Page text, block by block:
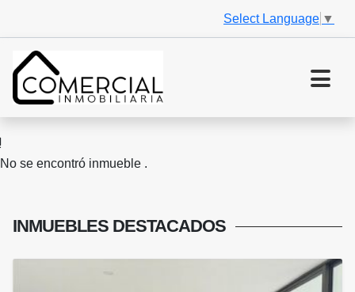
Select Language ▼
No se encontró inmueble .
INMUEBLES DESTACADOS